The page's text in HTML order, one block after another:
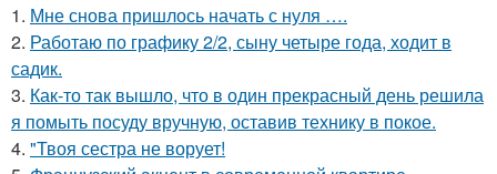
1. Мне снова пришлось начать с нуля ….
2. Работаю по графику 2/2, сыну четыре года, ходит в
садик.
3. Как-то так вышло, что в один прекрасный день решила
я помыть посуду вручную, оставив технику в покое.
4. "Твоя сестра не ворует!